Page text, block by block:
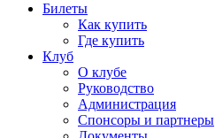
Билеты
Как купить
Где купить
Клуб
О клубе
Руководство
Администрация
Спонсоры и партнеры